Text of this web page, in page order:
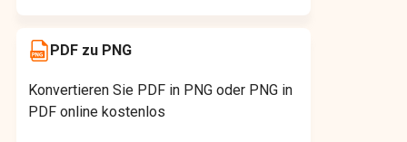
PDF zu PNG
Konvertieren Sie PDF in PNG oder PNG in
PDF online kostenlos